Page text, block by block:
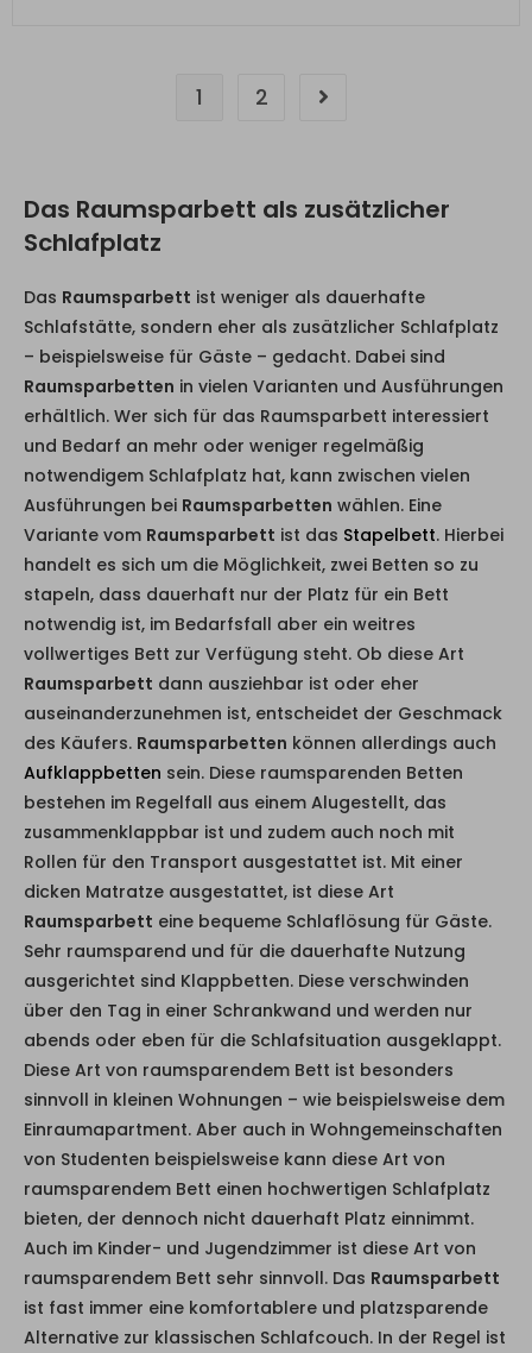
1 2
Das Raumsparbett als zusätzlicher
Schlafplatz
Das Raumsparbett ist weniger als dauerhafte
Schlafstätte, sondern eher als zusätzlicher Schlafplatz
– beispielsweise für Gäste – gedacht. Dabei sind
Raumsparbetten in vielen Varianten und Ausführungen
erhältlich. Wer sich für das Raumsparbett interessiert
und Bedarf an mehr oder weniger regelmäßig
notwendigem Schlafplatz hat, kann zwischen vielen
Ausführungen bei Raumsparbetten wählen. Eine
Variante vom Raumsparbett ist das Stapelbett. Hierbei
handelt es sich um die Möglichkeit, zwei Betten so zu
stapeln, dass dauerhaft nur der Platz für ein Bett
notwendig ist, im Bedarfsfall aber ein weitres
vollwertiges Bett zur Verfügung steht. Ob diese Art
Raumsparbett dann ausziehbar ist oder eher
auseinanderzunehmen ist, entscheidet der Geschmack
des Käufers. Raumsparbetten können allerdings auch
Aufklappbetten sein. Diese raumsparenden Betten
bestehen im Regelfall aus einem Alugestellt, das
zusammenklappbar ist und zudem auch noch mit
Rollen für den Transport ausgestattet ist. Mit einer
dicken Matratze ausgestattet, ist diese Art
Raumsparbett eine bequeme Schlaflösung für Gäste.
Sehr raumsparend und für die dauerhafte Nutzung
ausgerichtet sind Klappbetten. Diese verschwinden
über den Tag in einer Schrankwand und werden nur
abends oder eben für die Schlafsituation ausgeklappt.
Diese Art von raumsparendem Bett ist besonders
sinnvoll in kleinen Wohnungen – wie beispielsweise dem
Einraumapartment. Aber auch in Wohngemeinschaften
von Studenten beispielsweise kann diese Art von
raumsparendem Bett einen hochwertigen Schlafplatz
bieten, der dennoch nicht dauerhaft Platz einnimmt.
Auch im Kinder- und Jugendzimmer ist diese Art von
raumsparendem Bett sehr sinnvoll. Das Raumsparbett
ist fast immer eine komfortablere und platzsparende
Alternative zur klassischen Schlafcouch. In der Regel ist